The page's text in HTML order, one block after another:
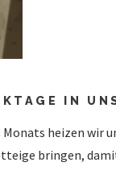
IN
heizen wir
bringen,